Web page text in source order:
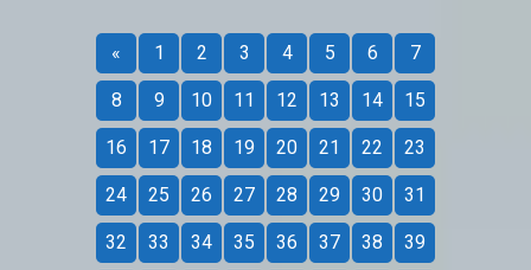
« 1 2 3 4 5 6 7
8 9 10 11 12 13 14 15
16 17 18 19 20 21 22 23
24 25 26 27 28 29 30 31
32 33 34 35 36 37 38 39